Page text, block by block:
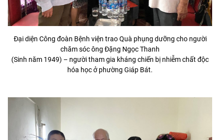
Đại diện Công đoàn Bệnh viện trao Quà phụng dưỡng cho người
chăm sóc ông Đặng Ngọc Thanh
(Sinh năm 1949) – người tham gia kháng chiến bị nhiễm chất độc
hóa học ở phường Giáp Bát.